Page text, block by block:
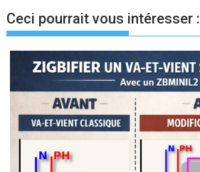
Ceci pourrait vous intéresser :